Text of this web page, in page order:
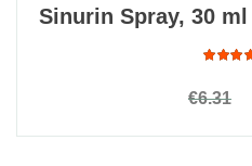
Sinurin Spray, 30 ml
4.88
€6.31